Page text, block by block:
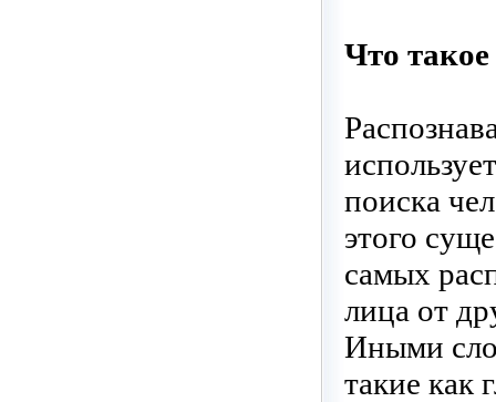
Что
поиска
этого
самых
лица от
Иными
такие как